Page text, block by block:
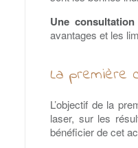
Une
avantages et les
La première
L’objectif de la
laser, sur les
bénéficier de cet